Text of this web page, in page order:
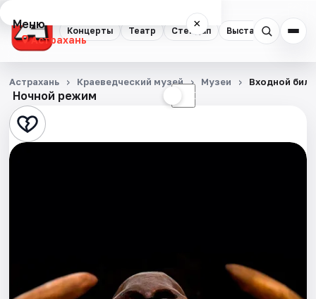
Концерты Театр Стендап Выставки
Меню ×
Астрахань
Концерты
Театр
Стендап
Ночной режим ☾
Астрахань Краеведческий музей Музеи Входной